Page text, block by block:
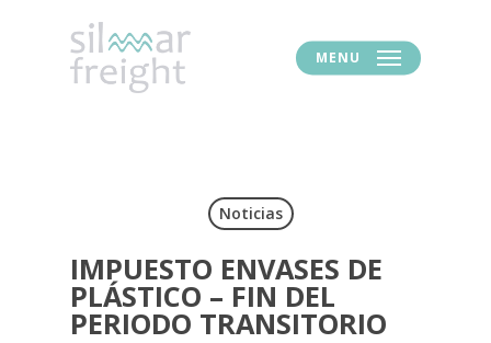
MENU
Noticias
IMPUESTO ENVASES DE
PLÁSTICO – FIN DEL
PERIODO TRANSITORIO